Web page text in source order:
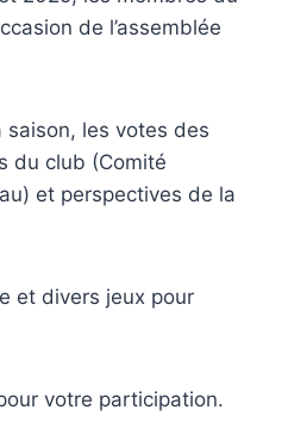
de l’assemblée
les votes des
du club (Comité
et perspectives de la
et divers jeux pour
votre participation.